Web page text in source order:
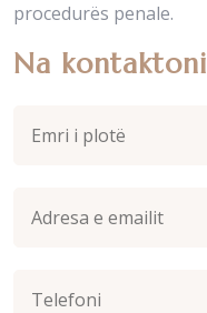
procedurës penale.
Na kontaktoni